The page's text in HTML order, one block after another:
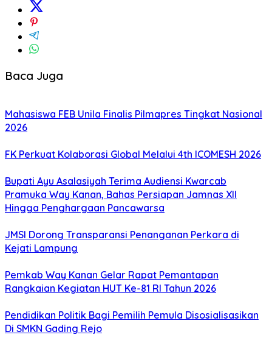
Baca Juga
Mahasiswa FEB Unila Finalis Pilmapres Tingkat Nasional
2026
FK Perkuat Kolaborasi Global Melalui 4th ICOMESH 2026
Bupati Ayu Asalasiyah Terima Audiensi Kwarcab
Pramuka Way Kanan, Bahas Persiapan Jamnas XII
Hingga Penghargaan Pancawarsa
JMSI Dorong Transparansi Penanganan Perkara di
Kejati Lampung
Pemkab Way Kanan Gelar Rapat Pemantapan
Rangkaian Kegiatan HUT Ke-81 RI Tahun 2026
Pendidikan Politik Bagi Pemilih Pemula Disosialisasikan
Di SMKN Gading Rejo